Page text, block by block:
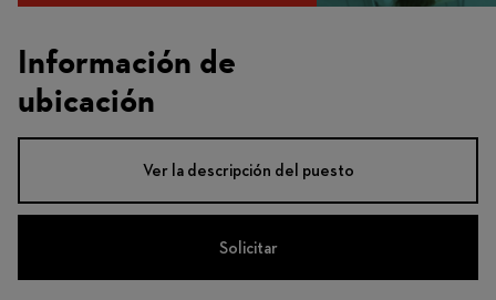
Información de
ubicación
Ver la descripción del puesto
Solicitar